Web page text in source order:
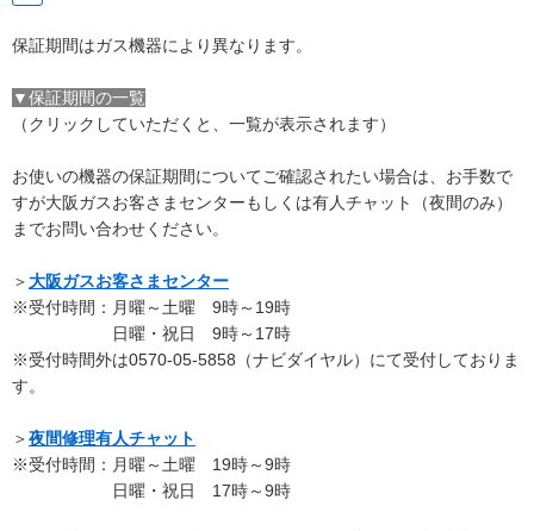
保証期間はガス機器により異なります。
▼保証期間の一覧
（クリックしていただくと、一覧が表示されます）
お使いの機器の保証期間についてご確認されたい場合は、お手数で
すが大阪ガスお客さまセンターもしくは有人チャット（夜間のみ）
までお問い合わせください。
＞大阪ガスお客さまセンター
※受付時間：月曜～土曜 9時～19時
日曜・祝日 9時～17時
※受付時間外は0570-05-5858（ナビダイヤル）にて受付しておりま
す。
＞夜間修理有人チャット
※受付時間：月曜～土曜 19時～9時
日曜・祝日 17時～9時